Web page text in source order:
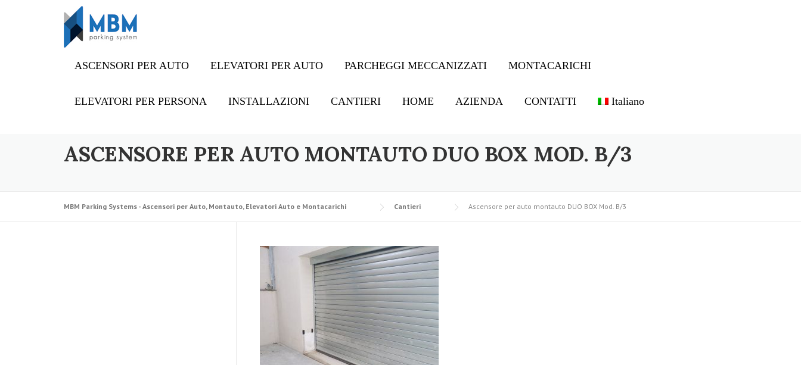
ASCENSORI PER AUTO ELEVATORI PER AUTO PARCHEGGI MECCANIZZATI MONTACARICHI
ELEVATORI PER PERSONA INSTALLAZIONI CANTIERI HOME AZIENDA CONTATTI Italiano
ASCENSORE PER AUTO MONTAUTO DUO BOX MOD. B/3
MBM Parking Systems - Ascensori per Auto, Montauto, Elevatori Auto e Montacarichi Cantieri Ascensore per auto montauto DUO BOX Mod. B/3